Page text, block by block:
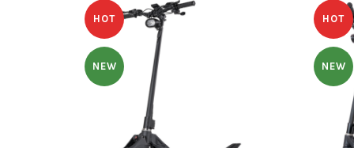
HOT
NEW
HOT
NEW